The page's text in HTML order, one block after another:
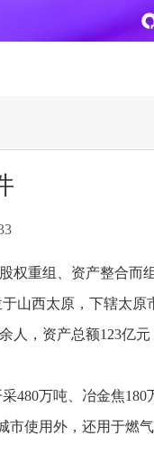
CoMi APP
文事会一体化
专精特新
集团管控
支撑集团治理、控制与
权重组、资产整合而
山西太原，下辖太原
人，资产总额123亿
480万吨、冶金焦180
市使用外，还用于燃